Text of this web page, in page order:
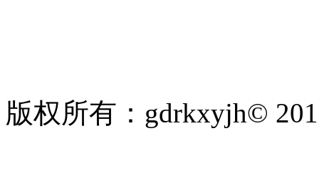
版权所有：gdrkxyjh©